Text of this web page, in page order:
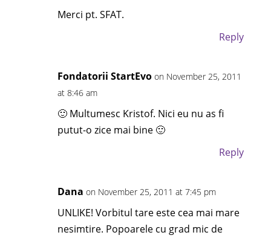
Merci pt. SFAT.
Reply
Fondatorii StartEvo on November 25, 2011
at 8:46 am
🙂 Multumesc Kristof. Nici eu nu as fi
putut-o zice mai bine 🙂
Reply
Dana on November 25, 2011 at 7:45 pm
UNLIKE! Vorbitul tare este cea mai mare
nesimtire. Popoarele cu grad mic de